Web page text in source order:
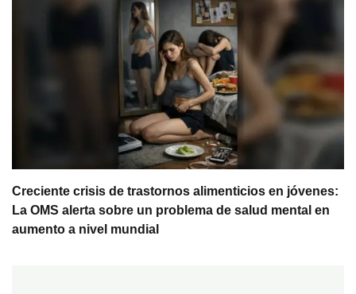
Creciente crisis de trastornos alimenticios en jóvenes:
La OMS alerta sobre un problema de salud mental en
aumento a nivel mundial